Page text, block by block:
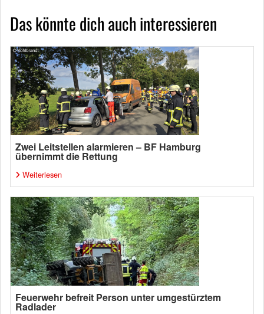
Das könnte dich auch interessieren
Zwei Leitstellen alarmieren – BF Hamburg
übernimmt die Rettung
Weiterlesen
Feuerwehr befreit Person unter umgestürztem
Radlader